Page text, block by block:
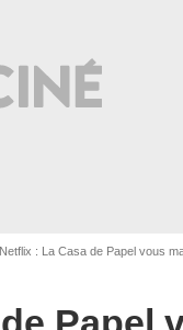
: La Casa de Papel vous